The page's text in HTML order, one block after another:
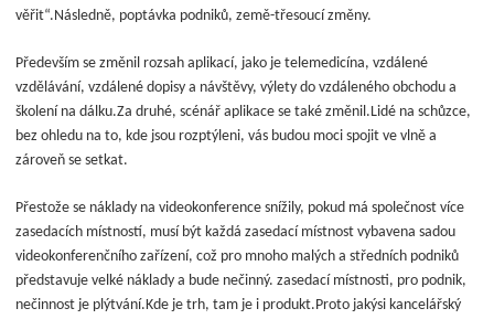
věřit“.Následně, poptávka podniků, země-třesoucí změny.
Především se změnil rozsah aplikací, jako je telemedicína, vzdálené
vzdělávání, vzdálené dopisy a návštěvy, výlety do vzdáleného obchodu a
školení na dálku.Za druhé, scénář aplikace se také změnil.Lidé na schůzce,
bez ohledu na to, kde jsou rozptýleni, vás budou moci spojit ve vlně a
zároveň se setkat.
Přestože se náklady na videokonference snížily, pokud má společnost více
zasedacích místností, musí být každá zasedací místnost vybavena sadou
videokonferenčního zařízení, což pro mnoho malých a středních podniků
představuje velké náklady a bude nečinný. zasedací místnosti, pro podnik,
nečinnost je plýtvání.Kde je trh, tam je i produkt.Proto jakýsi kancelářský